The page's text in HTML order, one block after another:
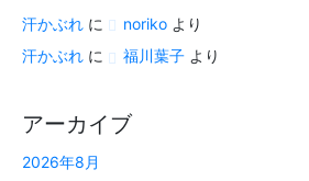
汗かぶれ に norikoより
汗かぶれ に 福川葉子より
アーカイブ
2026年8月